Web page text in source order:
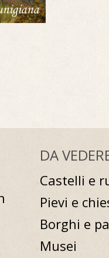
DA
Castelli e
Pievi e
Borghi e
Musei